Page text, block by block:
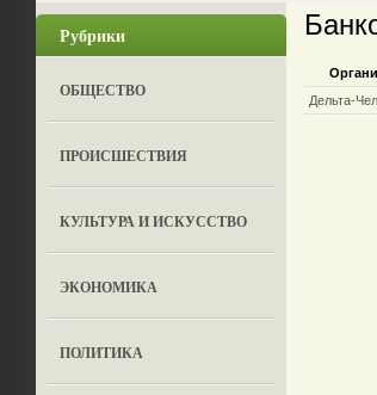
Рубрики
ОБЩЕСТВО
ПРОИСШЕСТВИЯ
КУЛЬТУРА И ИСКУССТВО
ЭКОНОМИКА
ПОЛИТИКА
Дельта-